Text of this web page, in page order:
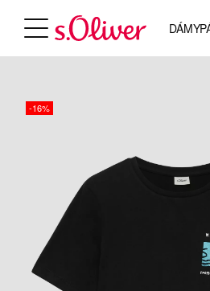
DÁMY
-16%